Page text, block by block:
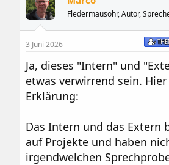
e
r
t
m
Fledermausohr, Autor,
3 Juni 2026
Ja, dieses "Intern" und
etwas verwirrend sein.
Erklärung:
Das Intern und das Extern
auf Projekte und haben
irgendwelchen